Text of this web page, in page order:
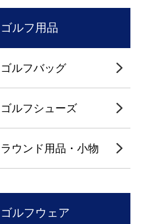
ゴルフ用品
ゴルフバッグ
ゴルフシューズ
ラウンド用品・小物
ゴルフウェア